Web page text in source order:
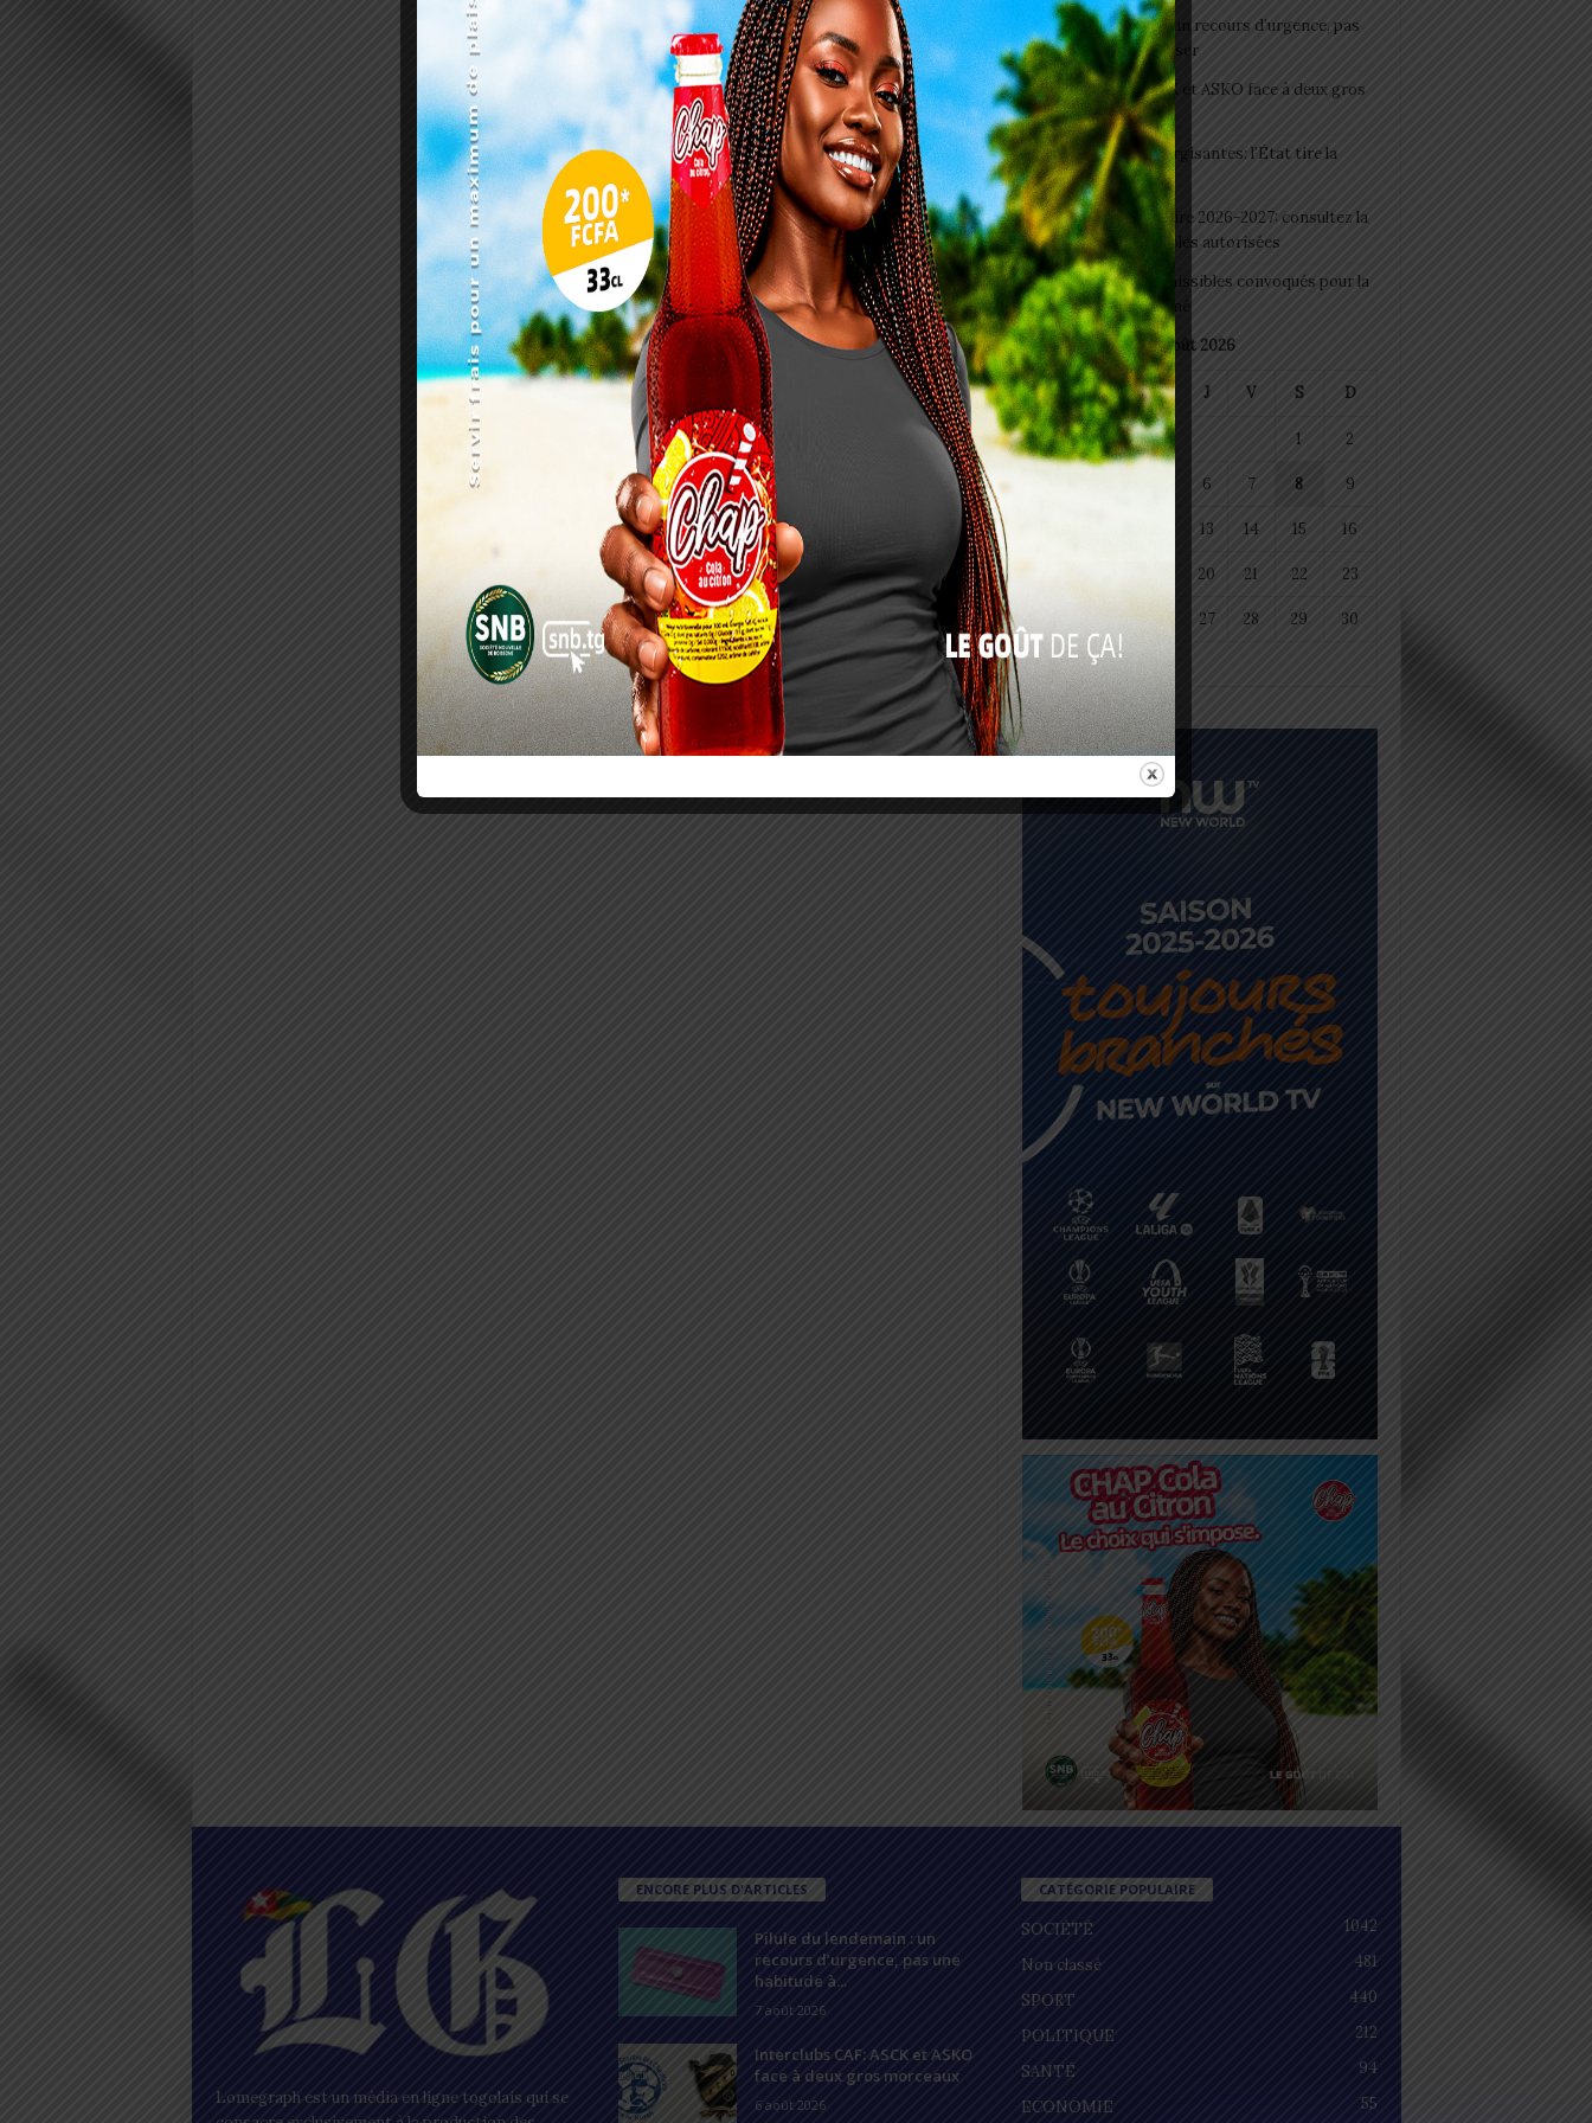
Pilule du lendemain : un recours d’urgence, pas
une habitude à banaliser
Interclubs CAF: ASCK et ASKO face à deux gros
morceaux
Togo/ Boissons énergisantes: l’État tire la
sonnette d’alarme
Togo/ Rentrée scolaire 2026-2027: consultez la
liste officielle des écoles autorisées
ESSAL 2026 : les admissibles convoqués pour la
visite médicale à Lomé
août 2026
L M M J V S D
1 2
6 7 8 9
13 14 15 16
20 21 22 23
27 28 29 30
31
« Juil
Lomegraph est un média en ligne togolais qui se
ENCORE PLUS D'ARTICLES
Pilule du lendemain : un
recours d’urgence, pas une
habitude à...
7 août 2026
Interclubs CAF: ASCK et ASKO
face à deux gros morceaux
6 août 2026
CATÉGORIE POPULAIRE
SOCIÉTÉ
1042
Non classé
481
SPORT
440
POLITIQUE
212
SANTÉ
94
ECONOMIE
55